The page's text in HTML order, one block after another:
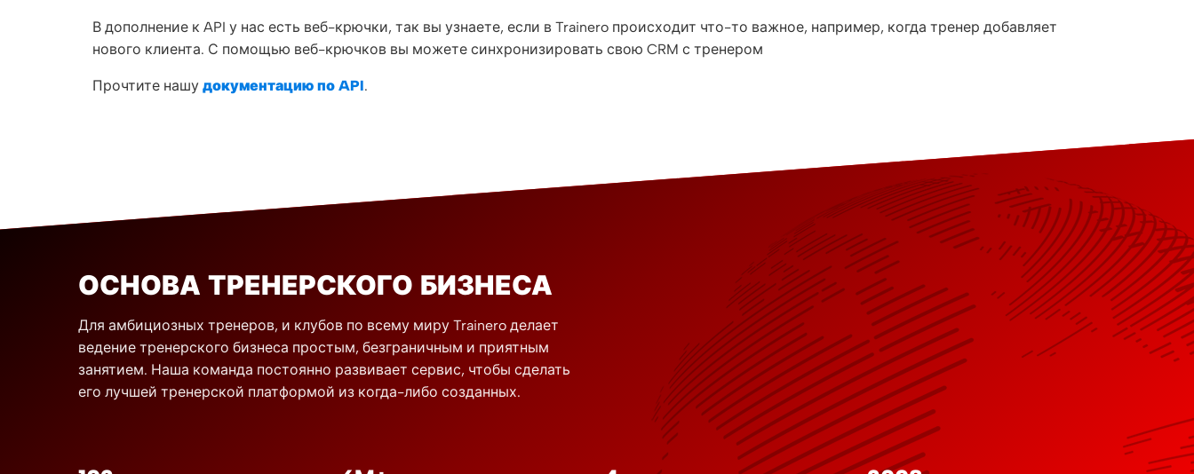
В дополнение к API у нас есть веб-крючки, так вы узнаете, если в Trainero происходит что-то важное, например, когда тренер добавляет
нового клиента. С помощью веб-крючков вы можете синхронизировать свою CRM с тренером
Прочтите нашу документацию по API.
ОСНОВА ТРЕНЕРСКОГО БИЗНЕСА
Для амбициозных тренеров, и клубов по всему миру Trainero делает
ведение тренерского бизнеса простым, безграничным и приятным
занятием. Наша команда постоянно развивает сервис, чтобы сделать
его лучшей тренерской платформой из когда-либо созданных.